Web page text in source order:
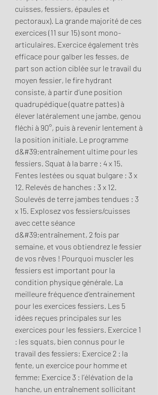
cuisses, fessiers, épaules et
pectoraux). La grande majorité de ces
exercices (11 sur 15) sont mono-
articulaires. Exercice également très
efficace pour galber les fesses, de
part son action ciblée sur le travail du
moyen fessier, le fire hydrant
consiste, à partir d’une position
quadrupédique (quatre pattes) à
élever latéralement une jambe, genou
fléchi à 90°, puis à revenir lentement à
la position initiale. Le programme
d&#39;entraînement ultime pour les
fessiers. Squat à la barre : 4 x 15.
Fentes lestées ou squat bulgare : 3 x
12. Relevés de hanches : 3 x 12.
Soulevés de terre jambes tendues : 3
x 15. Explosez vos fessiers/cuisses
avec cette séance
d&#39;entraînement, 2 fois par
semaine, et vous obtiendrez le fessier
de vos rêves ! Pourquoi muscler les
fessiers est important pour la
condition physique générale. La
meilleure fréquence d’entrainement
pour les exercices fessiers. Les 5
idées reçues principales sur les
exercices pour les fessiers. Exercice 1
: les squats, bien connus pour le
travail des fessiers; Exercice 2 : la
fente, un exercice pour homme et
femme; Exercice 3 : l’élévation de la
hanche, un entraînement sollicitant